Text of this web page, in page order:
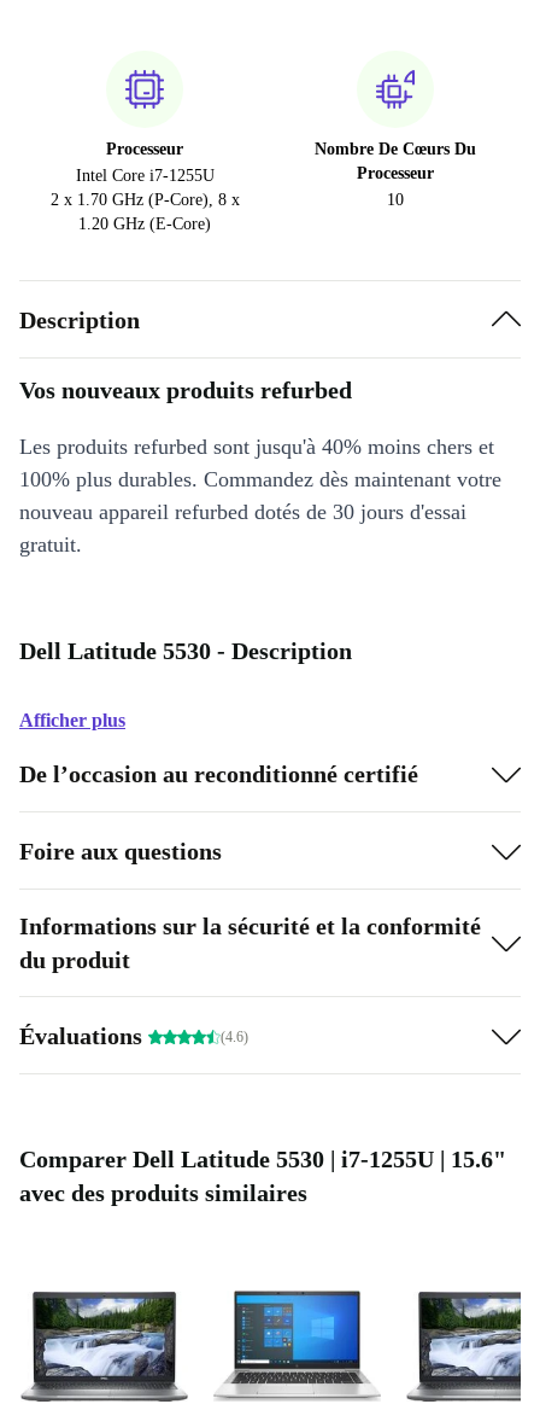
Processeur
Intel Core i7-1255U
2 x 1.70 GHz (P-Core), 8 x
1.20 GHz (E-Core)
Nombre De Cœurs Du
Processeur
10
Description
Vos nouveaux produits refurbed
Les produits refurbed sont jusqu'à 40% moins chers et
100% plus durables. Commandez dès maintenant votre
nouveau appareil refurbed dotés de 30 jours d'essai
gratuit.
Dell Latitude 5530 - Description
Afficher plus
De l’occasion au reconditionné certifié
Foire aux questions
Informations sur la sécurité et la conformité
du produit
Évaluations (4.6)
Comparer Dell Latitude 5530 | i7-1255U | 15.6"
avec des produits similaires